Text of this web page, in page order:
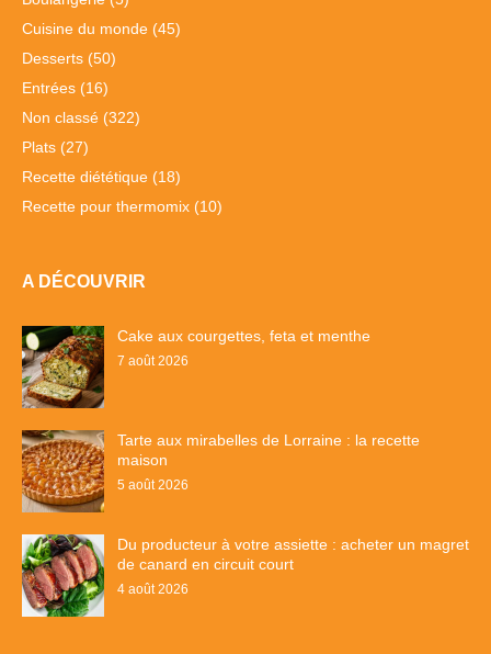
Cuisine du monde (45)
Desserts (50)
Entrées (16)
Non classé (322)
Plats (27)
Recette diététique (18)
Recette pour thermomix (10)
A DÉCOUVRIR
Cake aux courgettes, feta et menthe
7 août 2026
Tarte aux mirabelles de Lorraine : la recette
maison
5 août 2026
Du producteur à votre assiette : acheter un magret
de canard en circuit court
4 août 2026